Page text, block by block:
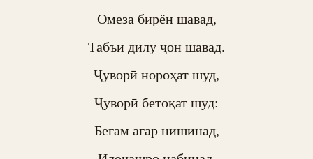
Омеза бирён шавад,
Табъи дилу ҷон шавад.
Ҷуворӣ нороҳат шуд,
Ҷуворӣ бетоқат шуд:
Беғам агар нишинад,